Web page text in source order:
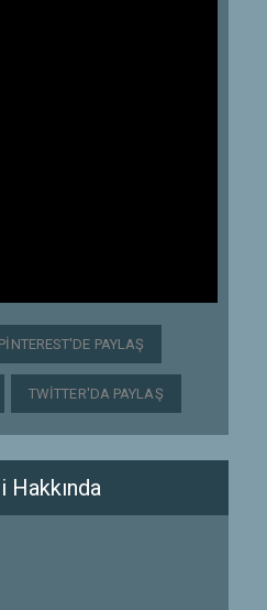
PINTEREST'DE PAYLAŞ
TWITTER'DA PAYLAŞ
Hakkında